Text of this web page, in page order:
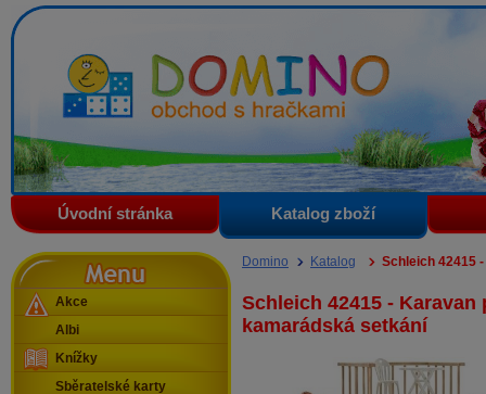
Domino - obchod s hračkami
Úvodní stránka Katalog zboží
Domino Katalog Schleich 42415
Schleich 42415 - Karavan
kamarádská setkání
Menu
Akce
Albi
Knížky
Sběratelské karty